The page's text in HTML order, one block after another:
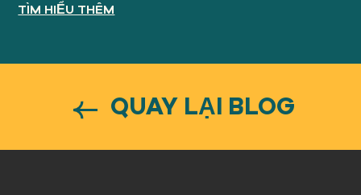
TÌM HIỂU THÊM
QUAY LẠI BLOG